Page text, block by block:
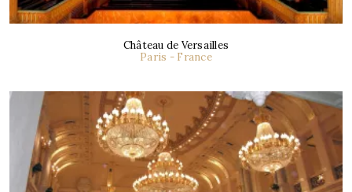
Château de Versailles
Paris - France